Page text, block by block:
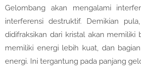
Gelombang akan mengalami
interferensi destruktif. Demikian
didifraksikan dari kristal akan memiliki
memiliki energi lebih kuat, dan
energi. Ini tergantung pada panjang